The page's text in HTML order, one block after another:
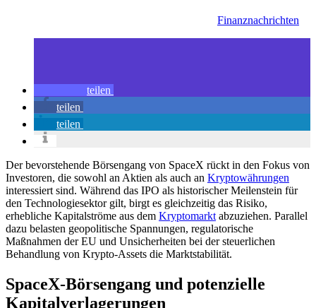
Finanznachrichten
teilen
teilen
teilen
Der bevorstehende Börsengang von SpaceX rückt in den Fokus von
Investoren, die sowohl an Aktien als auch an Kryptowährungen
interessiert sind. Während das IPO als historischer Meilenstein für
den Technologiesektor gilt, birgt es gleichzeitig das Risiko,
erhebliche Kapitalströme aus dem Kryptomarktabzuziehen. Parallel
dazu belasten geopolitische Spannungen, regulatorische
Maßnahmen der EU und Unsicherheiten bei der steuerlichen
Behandlung von Krypto-Assets die Marktstabilität.
SpaceX-Börsengang und potenzielle
Kapitalverlagerungen